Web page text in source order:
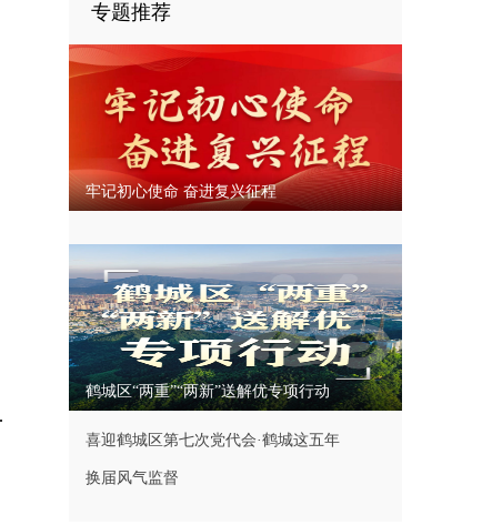
专题推荐
牢记初心使命 奋进复兴征程
鹤城区“两重”“两新”送解优专项行动
喜迎鹤城区第七次党代会·鹤城这五年
换届风气监督